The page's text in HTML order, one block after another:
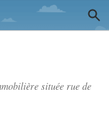
située rue de